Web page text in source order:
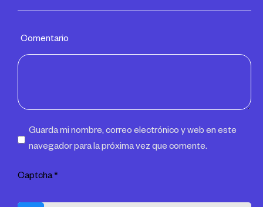
Comentario
Guarda mi nombre, correo electrónico y web en este
navegador para la próxima vez que comente.
Captcha*